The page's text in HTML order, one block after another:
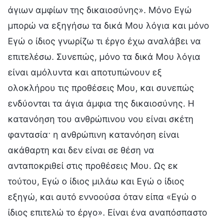
άγιων αμφίων της δικαιοσύνης». Μόνο Εγώ
μπορώ να εξηγήσω τα δικά Μου λόγια και μόνο
Εγώ ο ίδιος γνωρίζω τι έργο έχω αναλάβει να
επιτελέσω. Συνεπώς, μόνο τα δικά Μου λόγια
είναι αμόλυντα και αποτυπώνουν εξ
ολοκλήρου τις προθέσεις Μου, και συνεπώς
ενδύονται τα άγια άμφια της δικαιοσύνης. Η
κατανόηση του ανθρώπινου νου είναι σκέτη
φαντασία· η ανθρώπινη κατανόηση είναι
ακάθαρτη και δεν είναι σε θέση να
ανταποκριθεί στις προθέσεις Μου. Ως εκ
τούτου, Εγώ ο ίδιος μιλάω και Εγώ ο ίδιος
εξηγώ, και αυτό εννοούσα όταν είπα «Εγώ ο
ίδιος επιτελώ το έργο». Είναι ένα αναπόσπαστο